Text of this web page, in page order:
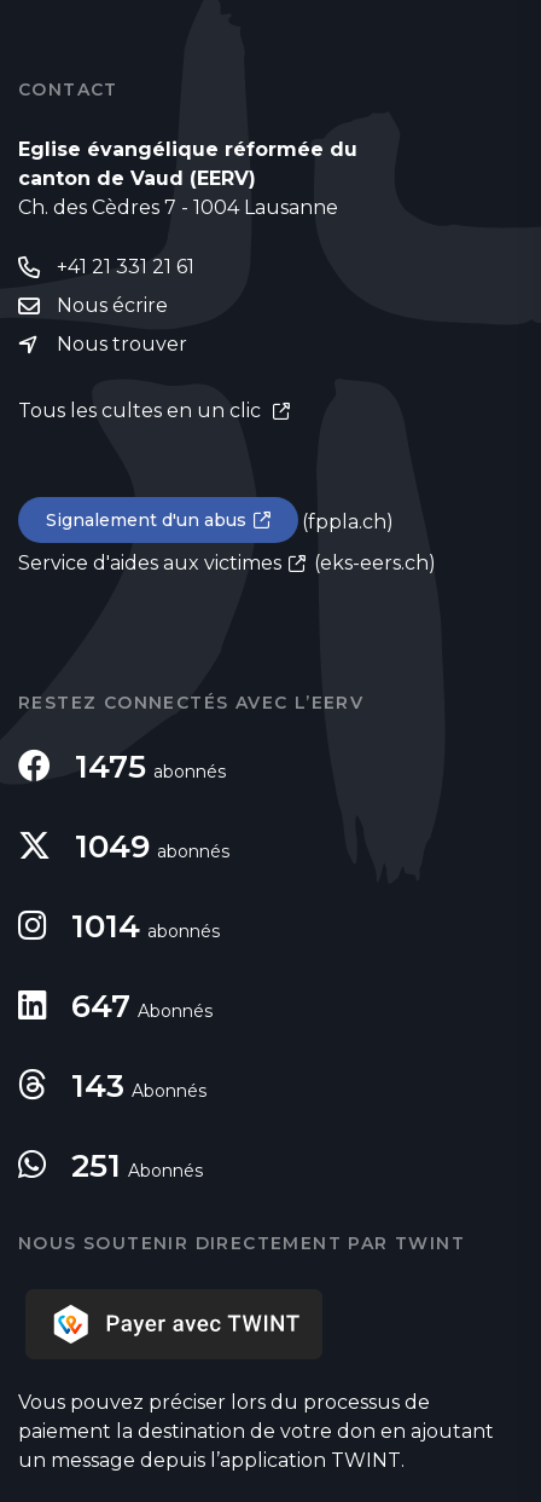
CONTACT
Eglise évangélique réformée du
canton de Vaud (EERV)
Ch. des Cèdres 7 - 1004 Lausanne
+41 21 331 21 61
Nous écrire
Nous trouver
Tous les cultes en un clic
Signalement d'un abus
(fppla.ch)
Service d'aides aux victimes
(eks-eers.ch)
RESTEZ CONNECTÉS AVEC L’EERV
1475 abonnés
1049 abonnés
1014 abonnés
647 Abonnés
143 Abonnés
251 Abonnés
NOUS SOUTENIR DIRECTEMENT PAR TWINT
Vous pouvez préciser lors du processus de
paiement la destination de votre don en ajoutant
un message depuis l’application TWINT.